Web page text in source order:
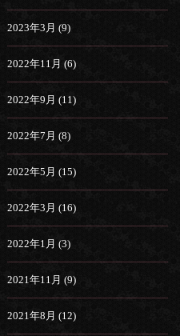
2023年3月 (9)
2022年11月 (6)
2022年9月 (11)
2022年7月 (8)
2022年5月 (15)
2022年3月 (16)
2022年1月 (3)
2021年11月 (9)
2021年8月 (12)